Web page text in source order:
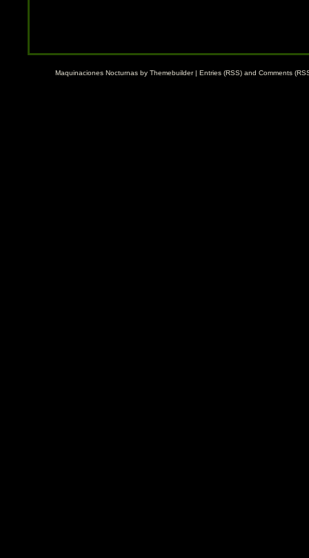
Maquinaciones Nocturnas by Themebuilder| Entries (RSS) and Comments